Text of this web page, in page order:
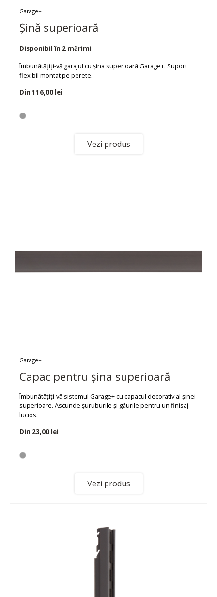
Garage+
Șină superioară
Disponibil în 2 mărimi
Îmbunătățiți-vă garajul cu șina superioară Garage+. Suport
flexibil montat pe perete.
Din 116,00 lei
Vezi produs
Garage+
Capac pentru șina superioară
Îmbunătățiți-vă sistemul Garage+ cu capacul decorativ al șinei
superioare. Ascunde șuruburile și găurile pentru un finisaj
lucios.
Din 23,00 lei
Vezi produs